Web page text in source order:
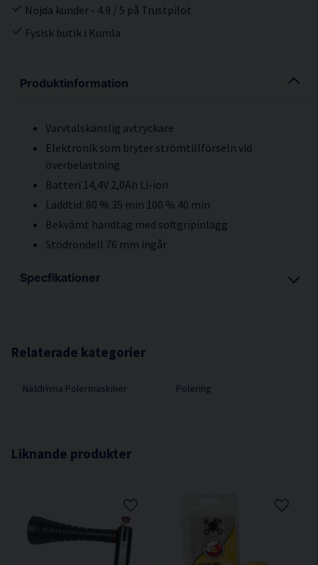
Produktinformation
Varvtalskänslig avtryckare
Elektronik som bryter strömtillförseln vid
överbelastning
Batteri 14,4V 2,0Ah Li-ion
Laddtid: 80 % 35 min 100 % 40 min
Bekvämt handtag med softgripinlägg
Stödrondell 76 mm ingår
Specfikationer
Batteristorlek Ah 2,0
Relaterade kategorier
Nätdrivna Polermaskiner Polering
Nöjda kunder - 4.9 / 5 på Trustpilot
Fysisk butik i Kumla
Liknande produkter